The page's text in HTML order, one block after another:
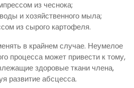
из чеснока;
и хозяйственного мыла;
из сырого картофеля.
в крайнем случае. Неумелое
процесса может привести к тому,
здоровые ткани члена,
развитие абсцесса.